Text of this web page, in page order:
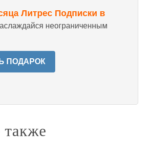
Литрес Подписки в
неограниченным
ПОДАРОК